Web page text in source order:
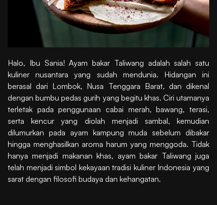
Halo, Ibu Sania! Ayam bakar Taliwang adalah salah satu
kuliner nusantara yang sudah mendunia. Hidangan ini
berasal dari Lombok, Nusa Tenggara Barat, dan dikenal
dengan bumbu pedas gurih yang begitu khas. Ciri utamanya
terletak pada penggunaan cabai merah, bawang, terasi,
serta kencur yang diolah menjadi sambal, kemudian
dilumurkan pada ayam kampung muda sebelum dibakar
hingga menghasilkan aroma harum yang menggoda. Tidak
hanya menjadi makanan khas, ayam bakar Taliwang juga
telah menjadi simbol kekayaan tradisi kuliner Indonesia yang
sarat dengan filosofi budaya dan kehangatan.